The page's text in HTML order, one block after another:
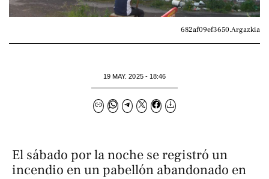
682af09ef3650.Argazkia
19 MAY. 2025 - 18:46
El sábado por la noche se registró un
incendio en un pabellón abandonado en